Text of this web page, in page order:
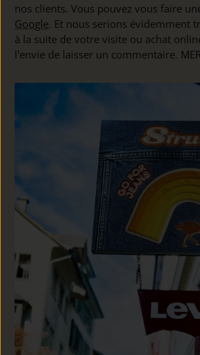
nos clients. Vous pouvez vous faire
Google. Et nous serions évidemment
à la suite de votre visite ou achat
l'envie de laisser un commentaire.